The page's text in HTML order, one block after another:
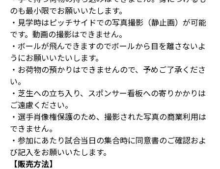
のも最小限でお願いいたします。
・見学時はピッチサイドでの写真撮影（静止画）が可能
です。動画の撮影はできません。
・ボールが飛んできますのでボールから目を離さないよ
うにお願いいたいします。
・お荷物の預かりはできませんので、予めご了承くださ
い。
・芝生への立ち入り、スポンサー看板への寄りかかりは
ご遠慮ください。
・選手肖像権保護のため、撮影された写真の商業利用は
できません。
・参加にあたり試合当日の集合時に同意書のご確認およ
び記入をお願いいたします。
【販売方法】